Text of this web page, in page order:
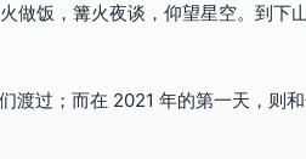
做饭，篝火夜谈，仰望星空。到下
渡过；而在 2021 年的第一天，则